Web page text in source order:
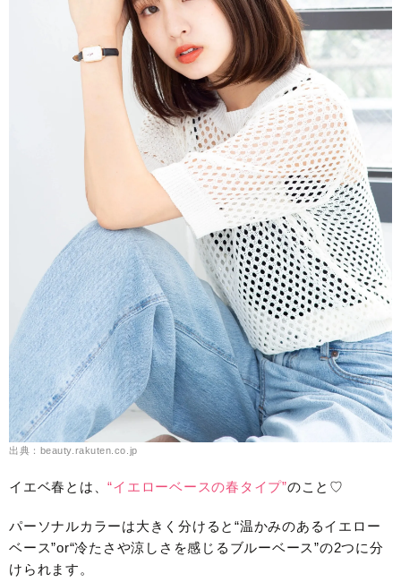
出典：beauty.rakuten.co.jp
イエベ春とは、“イエ ローベースの春タイプ”のこと♡
パーソナルカラーは大きく分けると“温かみのあるイエロー
ベース”or“冷たさや涼しさを感じるブルーベース”の2つに分
けられます。